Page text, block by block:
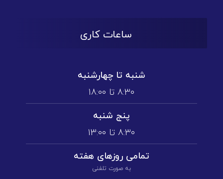
ساعات کاری
شنبه تا چهارشنبه
۸:۳۰ تا ۱۸:۰۰
پنج شنبه
۸:۳۰ تا ۱3:۰۰
تمامی روز‌های هفته
به صورت تلفنی